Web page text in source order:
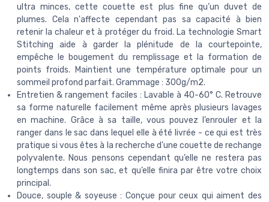
ultra minces, cette couette est plus fine qu’un duvet de
plumes. Cela n'affecte cependant pas sa capacité à bien
retenir la chaleur et à protéger du froid. La technologie Smart
Stitching aide à garder la plénitude de la courtepointe,
empêche le bougement du remplissage et la formation de
points froids. Maintient une température optimale pour un
sommeil profond parfait. Grammage : 300g/m2.
Entretien & rangement faciles : Lavable à 40-60° C. Retrouve
sa forme naturelle facilement même après plusieurs lavages
en machine. Grâce à sa taille, vous pouvez l’enrouler et la
ranger dans le sac dans lequel elle à été livrée - ce qui est très
pratique si vous êtes à la recherche d’une couette de rechange
polyvalente. Nous pensons cependant qu’elle ne restera pas
longtemps dans son sac, et qu’elle finira par être votre choix
principal.
Douce, souple & soyeuse : Conçue pour ceux qui aiment des